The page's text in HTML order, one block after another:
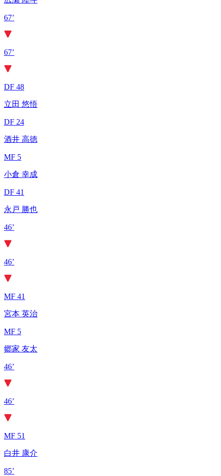
67’
67’
DF 48
立田 悠悟
DF 24
酒井 高徳
MF 5
小倉 幸成
DF 41
永戸 勝也
46’
46’
MF 41
宮本 英治
MF 5
郷家 友太
46’
46’
MF 51
白井 康介
85’